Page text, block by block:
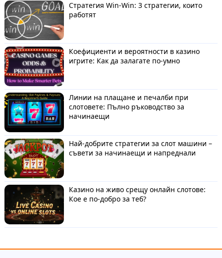
Стратегия Win-Win: 3 стратегии, които
работят
Коефициенти и вероятности в казино
игрите: Как да залагате по-умно
Линии на плащане и печалби при
слотовете: Пълно ръководство за
начинаещи
Най-добрите стратегии за слот машини –
съвети за начинаещи и напреднали
Казино на живо срещу онлайн слотове:
Кое е по-добро за теб?